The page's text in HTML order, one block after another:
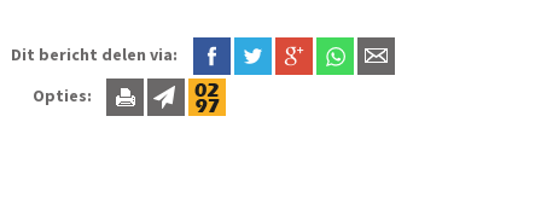
Dit bericht delen via:
Opties: